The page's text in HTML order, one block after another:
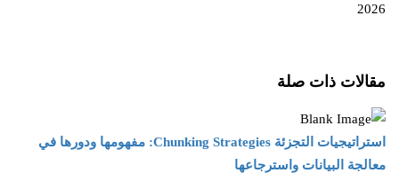
2026
مقالات ذات صلة
استراتيجيات التجزئة Chunking Strategies: مفهومها ودورها في
معالجة البيانات واسترجاعها